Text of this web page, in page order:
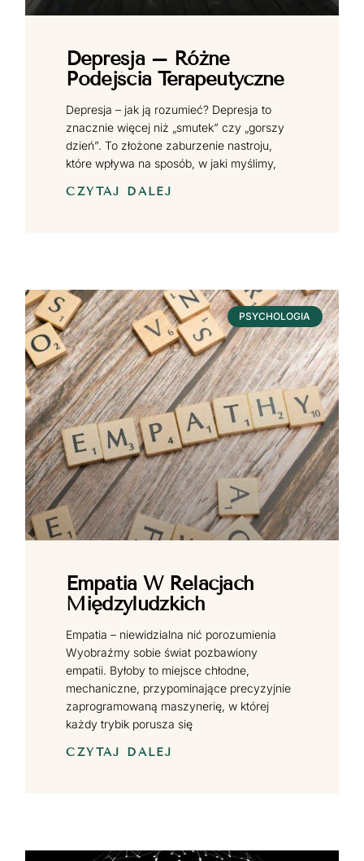
Depresja – Różne
Podejścia Terapeutyczne
Depresja – jak ją rozumieć? Depresja to
znacznie więcej niż „smutek” czy „gorszy
dzień”. To złożone zaburzenie nastroju,
które wpływa na sposób, w jaki myślimy,
CZYTAJ DALEJ
PSYCHOLOGIA
Empatia W Relacjach
Międzyludzkich
Empatia – niewidzialna nić porozumienia
Wyobraźmy sobie świat pozbawiony
empatii. Byłoby to miejsce chłodne,
mechaniczne, przypominające precyzyjnie
zaprogramowaną maszynerię, w której
każdy trybik porusza się
CZYTAJ DALEJ